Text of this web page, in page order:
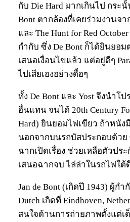
กับ Die Hard มากเกินไป กระ
Bont ตากล้องที่เคยร่วมงานจา
และ The Hunt for Red
กำกับ ซึ่ง De Bont ก็ได้ยินยอ
เสนอเงื่อนไขแล้ว แต่อยู่ดีๆ
ไปเสียเองอย่างดื้อๆ
ทั้ง De Bont และ Yost จึงนำโ
อื่นแทน จนได้ 20th Century
Hard) ยินยอมไฟเขียว ถ้าหนัง
นอกจากบนรถบัสประกอบด้วย
ฉากเปิดเรื่อง ช่วยเหลือตัวปร
เสนอฉากจบ ไล่ล่าในรถไฟใต้
Jan de Bont (เกิดปี 1943) ผู้ก
Dutch เกิดที่ Eindhoven,
สนใจด้านการถ่ายภาพตั้งแต่เ